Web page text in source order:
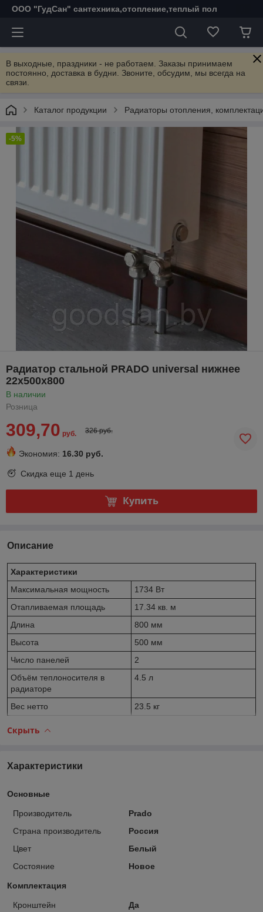
ООО "ГудСан" сантехника,отопление,теплый пол
В выходные, праздники - не работаем. Заказы принимаем
постоянно, доставка в будни. Звоните, обсудим, мы всегда на
связи.
Каталог продукции Радиаторы отопления,
-5%
Радиатор стальной PRADO universal нижнее
22х500x800
В наличии
Розница
309,70 руб. 326 руб.
Экономия: 16.30 руб.
Скидка еще 1 день
Купить
Описание
Характеристики
Максимальная мощность
1734 Вт
Отапливаемая площадь
17.34 кв. м
Длина
800 мм
Высота
500 мм
Число панелей
2
Объём теплоносителя в
радиаторе
4.5 л
Вес нетто 23.5 кг
Скрыть
Характеристики
Основные
Производитель
Prado
Страна производитель
Россия
Цвет
Белый
Состояние
Новое
Комплектация
Кронштейн
Да